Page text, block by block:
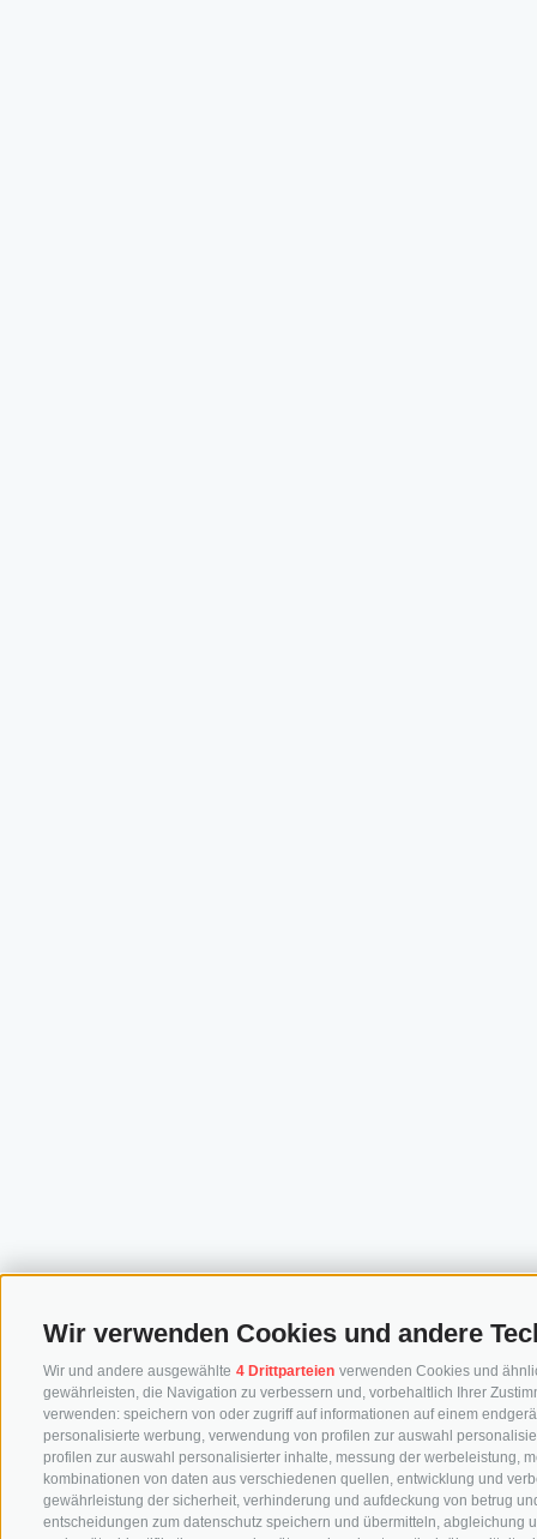
Wir verwenden Cookies und andere
Wir und andere ausgewählte 4 Drittparteien verwenden Cookies und
gewährleisten, die Navigation zu verbessern und, vorbehaltlich Ihrer
verwenden: speichern von oder zugriff auf informationen auf einem
personalisierte werbung, verwendung von profilen zur auswahl
profilen zur auswahl personalisierter inhalte, messung der werbeleistung,
kombinationen von daten aus verschiedenen quellen, entwicklung und
gewährleistung der sicherheit, verhinderung und aufdeckung von betrug
entscheidungen zum datenschutz speichern und übermitteln,